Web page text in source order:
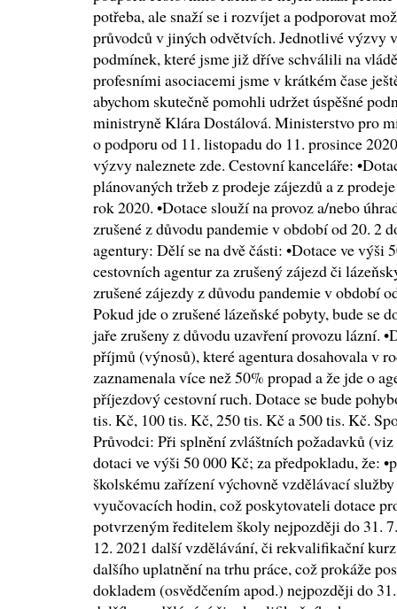
potřeba, ale snaží se i rozvíjet a podporovat
průvodců v jiných odvětvích. Jednotlivé výzvy
podmínek, které jsme již dříve schválili na
profesními asociacemi jsme v krátkém čase
abychom skutečně pomohli udržet úspěšné
ministryně Klára Dostálová. Ministerstvo pro
o podporu od 11. listopadu do 11. prosince
výzvy naleznete zde. Cestovní kanceláře:
plánovaných tržeb z prodeje zájezdů a z
rok 2020. •Dotace slouží na provoz a/nebo
zrušené z důvodu pandemie v období od 20. 2
agentury: Dělí se na dvě části: •Dotace ve výši
cestovních agentur za zrušený zájezd či
zrušené zájezdy z důvodu pandemie v období
Pokud jde o zrušené lázeňské pobyty, bude se
jaře zrušeny z důvodu uzavření provozu lázní.
příjmů (výnosů), které agentura dosahovala v
zaznamenala více než 50% propad a že jde o
příjezdový cestovní ruch. Dotace se bude
tis. Kč, 100 tis. Kč, 250 tis. Kč a 500 tis. Kč.
Průvodci: Při splnění zvláštních požadavků
dotaci ve výši 50 000 Kč; za předpokladu, že:
školskému zařízení výchovně vzdělávací
vyučovacích hodin, což poskytovateli dotace
potvrzeným ředitelem školy nejpozději do 31.
12. 2021 další vzdělávání, či rekvalifikační
dalšího uplatnění na trhu práce, což prokáže
dokladem (osvědčením apod.) nejpozději do